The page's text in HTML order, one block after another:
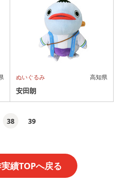
ぬいぐるみ 高知県
安田朗
38 39
績TOPへ戻る